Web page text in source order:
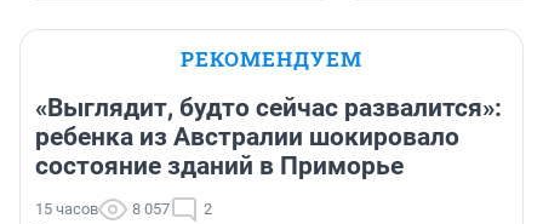
РЕКОМЕНДУЕМ
«Выглядит, будто сейчас развалится»:
ребенка из Австралии шокировало
состояние зданий в Приморье
15 часов 8 057 2